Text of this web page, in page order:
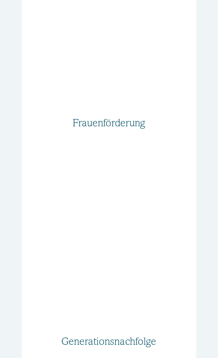
Frauenförderung
Generationsnachfolge